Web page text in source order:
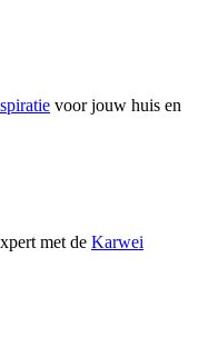
voor jouw huis en
met de Karwei